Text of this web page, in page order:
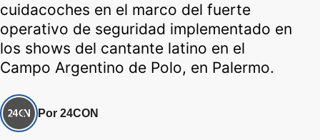
cuidacoches en el marco del fuerte
operativo de seguridad implementado en
los shows del cantante latino en el
Campo Argentino de Polo, en Palermo.
Por 24CON